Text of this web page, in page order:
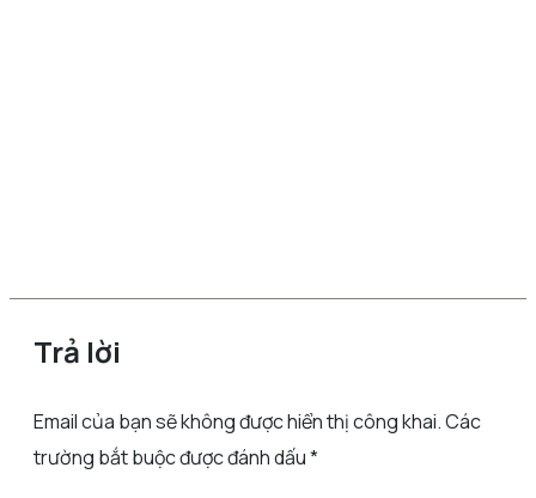
Trả lời
Email của bạn sẽ không được hiển thị công khai.Các
trường bắt buộc được đánh dấu*